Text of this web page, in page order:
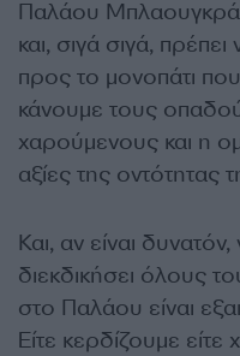
Παλάου
και, σιγά σιγά,
προς το μονοπάτι
κάνουμε τους
χαρούμενους και η
αξίες της οντότητας
Και, αν είναι
διεκδικήσει όλους
στο Παλάου είναι
Είτε κερδίζουμε